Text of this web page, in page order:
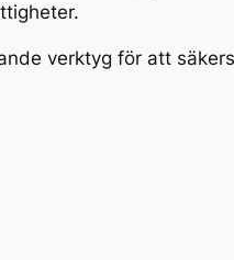
verktyg för att